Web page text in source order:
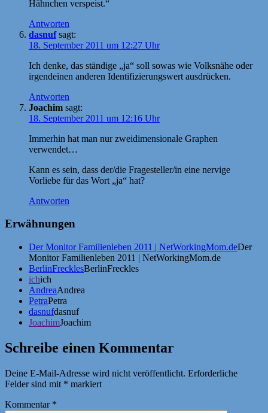
Hähnchen verspeist.“
Antworten
dasnuf sagt:
18. September 2011 um 12:27 Uhr
Ich denke, das ständige „ja“ soll sowas wie Volksnähe oder
irgendeinen anderen Identifizierungswert ausdrücken.
Antworten
Joachim sagt:
18. September 2011 um 12:16 Uhr
Immerhin hat man nur zweidimensionale Graphen
verwendet…
Kann es sein, dass der/die Fragesteller/in eine nervige
Vorliebe für das Wort „ja“ hat?
Antworten
Erwähnungen
Der Monitor Familienleben 2011 | NetWorkingMom.deDer
Monitor Familienleben 2011 | NetWorkingMom.de
BerlinFrecklesBerlinFreckles
ichich
AndreaAndrea
PetraPetra
dasnufdasnuf
JoachimJoachim
Schreibe einen Kommentar
Deine E-Mail-Adresse wird nicht veröffentlicht. Erforderliche
Felder sind mit * markiert
Kommentar *